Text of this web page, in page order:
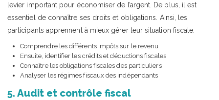
levier important pour économiser de l’argent. De plus, il est
essentiel de connaître ses droits et obligations. Ainsi, les
participants apprennent à mieux gérer leur situation fiscale.
Comprendre les différents impôts sur le revenu
Ensuite, identifier les crédits et déductions fiscales
Connaître les obligations fiscales des particuliers
Analyser les régimes fiscaux des indépendants
5. Audit et contrôle fiscal